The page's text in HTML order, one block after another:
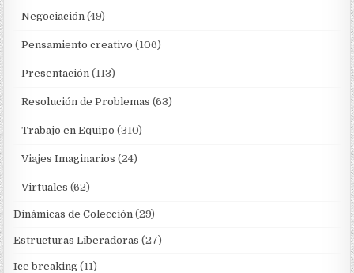
Negociación (49)
Pensamiento creativo (106)
Presentación (113)
Resolución de Problemas (63)
Trabajo en Equipo (310)
Viajes Imaginarios (24)
Virtuales (62)
Dinámicas de Colección (29)
Estructuras Liberadoras (27)
Ice breaking (11)